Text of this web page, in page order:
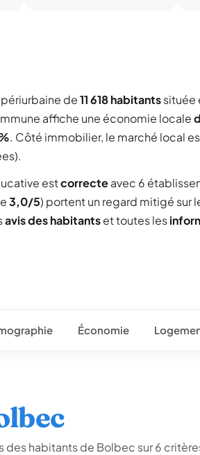
de11 618 habitantssituée
affiche une économie locale
. Côté immobilier, le marché local
estcorrecteavec 6
3,0/5) portent un regard mitigé sur
avis des habitantset toutes les
Économie
des habitants de Bolbec sur 6